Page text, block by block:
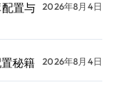
置与
2026年8月4日
秘籍 2026年8月4日